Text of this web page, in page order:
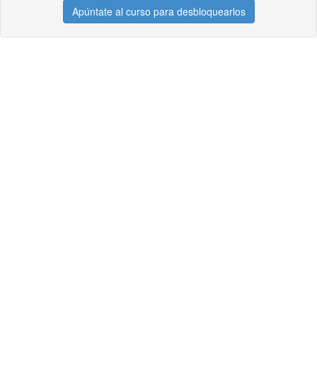
Apúntate al curso para desbloquearlos